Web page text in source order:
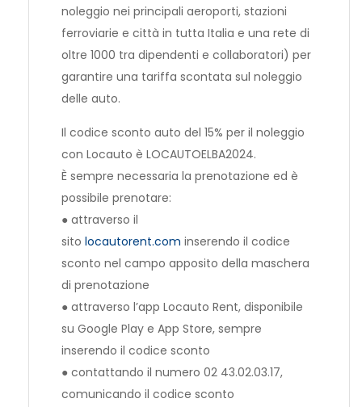
noleggio nei principali aeroporti, stazioni
ferroviarie e città in tutta Italia e una rete di
oltre 1000 tra dipendenti e collaboratori) per
garantire una tariffa scontata sul noleggio
delle auto.
Il codice sconto auto del 15% per il noleggio
con Locauto è LOCAUTOELBA2024.
È sempre necessaria la prenotazione ed è
possibile prenotare:
● attraverso il
sito locautorent.com inserendo il codice
sconto nel campo apposito della maschera
di prenotazione
● attraverso l’app Locauto Rent, disponibile
su Google Play e App Store, sempre
inserendo il codice sconto
● contattando il numero 02 43.02.03.17,
comunicando il codice sconto